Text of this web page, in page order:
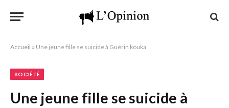
Accueil » Une jeune fille se suicide à Guérin kouka
SOCIÉTÉ
Une jeune fille se suicide à